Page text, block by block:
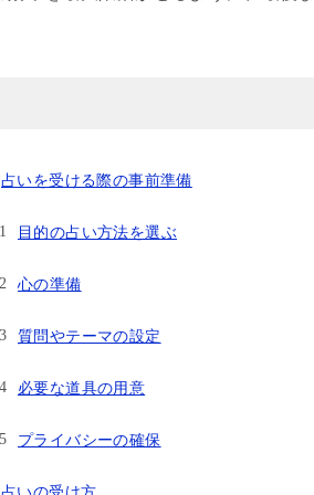
占いを受ける際の事前準備
目的の占い方法を選ぶ
心の準備
質問やテーマの設定
必要な道具の用意
プライバシーの確保